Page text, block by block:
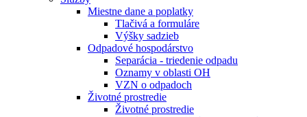
Miestne dane a poplatky
Tlačivá a formuláre
Výšky sadzieb
Odpadové hospodárstvo
Separácia - triedenie odpadu
Oznamy v oblasti OH
VZN o odpadoch
Životné prostredie
Životné prostredie